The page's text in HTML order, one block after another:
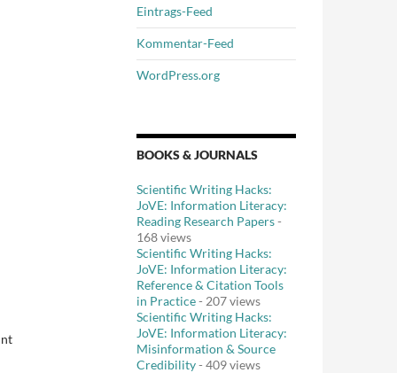
Eintrags-Feed
Kommentar-Feed
WordPress.org
BOOKS & JOURNALS
Scientific Writing Hacks:
JoVE: Information Literacy:
Reading Research Papers-
168 views
Scientific Writing Hacks:
JoVE: Information Literacy:
Reference & Citation Tools
in Practice- 207 views
Scientific Writing Hacks:
JoVE: Information Literacy:
Misinformation & Source
Credibility- 409 views